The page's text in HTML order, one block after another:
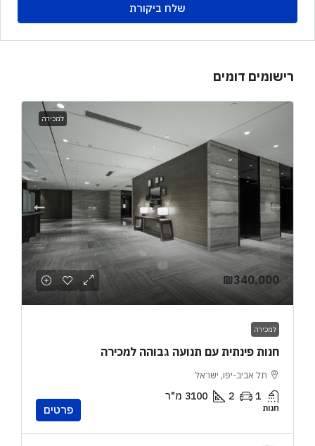
שלח ביקורת
רישומים דומים
למכירה
₪340,000
למכירה
חנות פינתית עם תנועה גבוהה למכירה
תל אביב-יפו, ישראל
1
2
3100 מ"ר
חנות פרטים